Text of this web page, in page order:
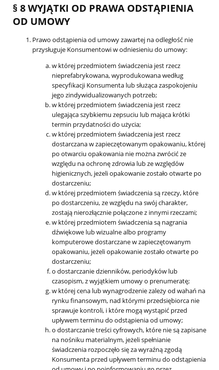
§ 8 WYJĄTKI OD PRAWA ODSTĄPIENIA
OD UMOWY
Prawo odstąpienia od umowy zawartej na odległość nie
przysługuje Konsumentowi w odniesieniu do umowy:
w której przedmiotem świadczenia jest rzecz
nieprefabrykowana, wyprodukowana według
specyfikacji Konsumenta lub służąca zaspokojeniu
jego zindywidualizowanych potrzeb;
w której przedmiotem świadczenia jest rzecz
ulegająca szybkiemu zepsuciu lub mająca krótki
termin przydatności do użycia;
w której przedmiotem świadczenia jest rzecz
dostarczana w zapieczętowanym opakowaniu, której
po otwarciu opakowania nie można zwrócić ze
względu na ochronę zdrowia lub ze względów
higienicznych, jeżeli opakowanie zostało otwarte po
dostarczeniu;
w której przedmiotem świadczenia są rzeczy, które
po dostarczeniu, ze względu na swój charakter,
zostają nierozłącznie połączone z innymi rzeczami;
w której przedmiotem świadczenia są nagrania
dźwiękowe lub wizualne albo programy
komputerowe dostarczane w zapieczętowanym
opakowaniu, jeżeli opakowanie zostało otwarte po
dostarczeniu;
o dostarczanie dzienników, periodyków lub
czasopism, z wyjątkiem umowy o prenumeratę;
w której cena lub wynagrodzenie zależy od wahań na
rynku finansowym, nad którymi przedsiębiorca nie
sprawuje kontroli, i które mogą wystąpić przed
upływem terminu do odstąpienia od umowy;
o dostarczanie treści cyfrowych, które nie są zapisane
na nośniku materialnym, jeżeli spełnianie
świadczenia rozpoczęło się za wyraźną zgodą
Konsumenta przed upływem terminu do odstąpienia